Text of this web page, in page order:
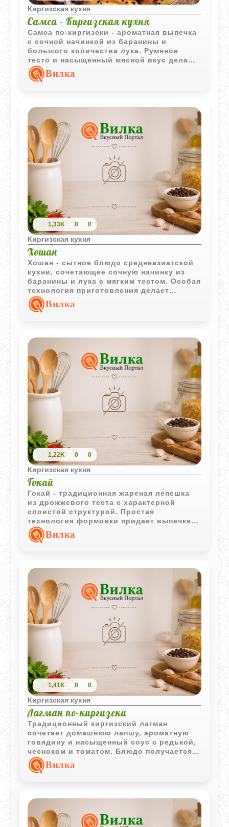
Киргизская кухня
Самса - Киргизская кухня
Самса по-киргизски - ароматная выпечка
с сочной начинкой из баранины и
большого количества лука. Румяное
тесто и насыщенный мясной вкус делают
такие пирожки отличным вариантом для
семейного обеда или перекуса.
Вилка
1,33K 0 0
Киргизская кухня
Хошан
Хошан - сытное блюдо среднеазиатской
кухни, сочетающее сочную начинку из
баранины и лука с мягким тестом. Особая
технология приготовления делает
изделия одновременно поджаристыми
снаружи и сочными внутри.
Вилка
1,22K 0 0
Киргизская кухня
Гокай
Гокай - традиционная жареная лепешка
из дрожжевого теста с характерной
слоистой структурой. Простая
технология формовки придает выпечке
интересную текстуру и делает ее
отличным дополнением к чаю.
Вилка
1,41K 0 0
Киргизская кухня
Лагман по-киргизски
Традиционный киргизский лагман
сочетает домашнюю лапшу, ароматную
говядину и насыщенный соус с редькой,
чесноком и томатом. Блюдо получается
сытным, ярким и выразительным по
вкусу.Вилка